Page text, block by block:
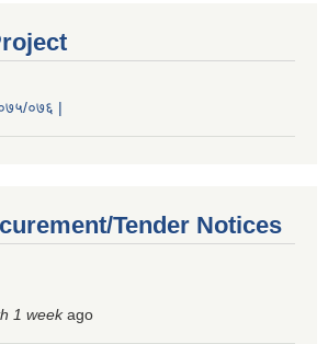
०७६ |
Tender Notices
1 weekago